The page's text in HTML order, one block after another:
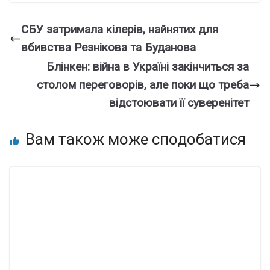
СБУ затримала кілерів, найнятих для
вбивства Резнікова та Буданова
Блінкен: війна в Україні закінчиться за
столом переговорів, але поки що треба
відстоювати її суверенітет
Вам також може сподобатися